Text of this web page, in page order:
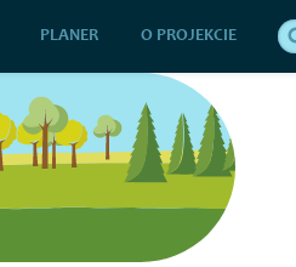
PLANER O PROJEKCIE